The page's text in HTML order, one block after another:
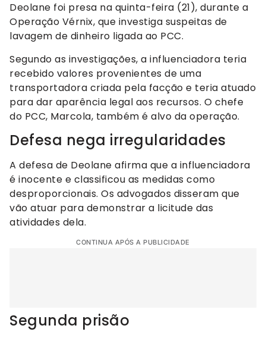
Deolane foi presa na quinta-feira (21), durante a
Operação Vérnix, que investiga suspeitas de
lavagem de dinheiro ligada ao PCC.
Segundo as investigações, a influenciadora teria
recebido valores provenientes de uma
transportadora criada pela facção e teria atuado
para dar aparência legal aos recursos. O chefe
do PCC, Marcola, também é alvo da operação.
Defesa nega irregularidades
A defesa de Deolane afirma que a influenciadora
é inocente e classificou as medidas como
desproporcionais. Os advogados disseram que
vão atuar para demonstrar a licitude das
atividades dela.
CONTINUA APÓS A PUBLICIDADE
Segunda prisão